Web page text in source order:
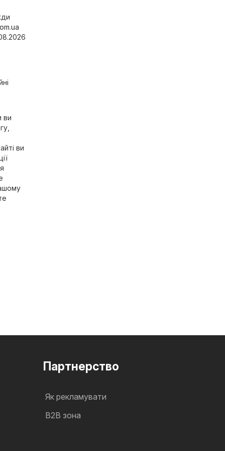
ви
ви
Партнерство
Як рекламувати
B2B зона